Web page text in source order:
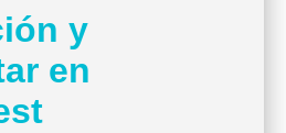
y
en